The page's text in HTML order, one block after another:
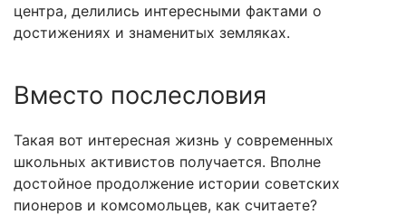
центра, делились интересными фактами о
достижениях и знаменитых земляках.
Вместо послесловия
Такая вот интересная жизнь у современных
школьных активистов получается. Вполне
достойное продолжение истории советских
пионеров и комсомольцев, как считаете?